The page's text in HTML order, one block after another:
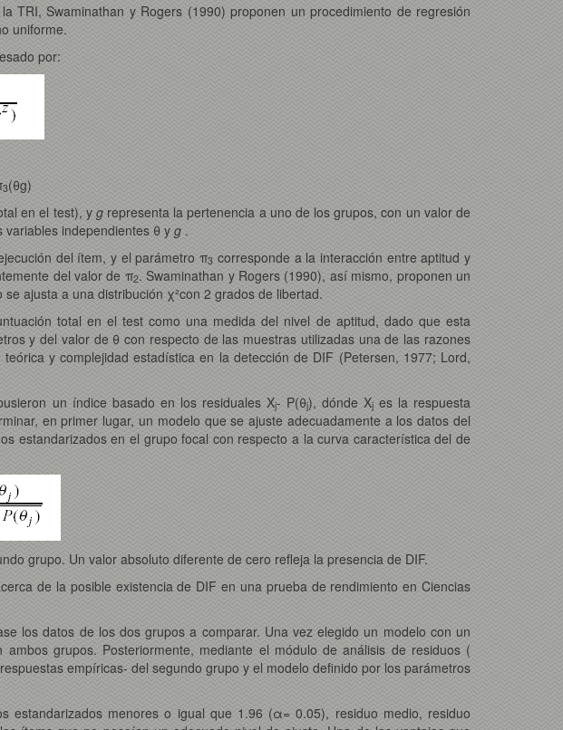
TRI, Swaminathan y Rogers (1990) proponen un procedimiento de regresión
uniforme.
por:
3(θg)
en el test), y grepresenta la pertenencia a uno de los grupos, con un valor de
independientes θ yg .
del ítem, y el parámetro π3 corresponde a la interacción entre aptitud y
del valor de π2. Swaminathan y Rogers (1990), así mismo, proponen un
se ajusta a una distribución χ²con 2 grados de libertad.
total en el test como una medida del nivel de aptitud, dado que esta
y del valor de θ con respecto de las muestras utilizadas una de las razones
y complejidad estadística en la detección de DIF (Petersen, 1977; Lord,
un índice basado en los residuales Xj- P(θj), dónde Xjes la respuesta
en primer lugar, un modelo que se ajuste adecuadamente a los datos del
estandarizados en el grupo focal con respecto a la curva característica del de
grupo. Un valor absoluto diferente de cero refleja la presencia de DIF.
de la posible existencia de DIF en una prueba de rendimiento en Ciencias
los datos de los dos grupos a comparar. Una vez elegido un modelo con un
grupos. Posteriormente, mediante el módulo de análisis de residuos (
empíricas- del segundo grupo y el modelo definido por los parámetros
menores o igual que 1.96 (α= 0.05), residuo medio, residuo